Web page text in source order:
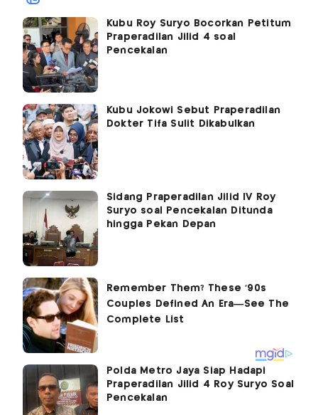
Kubu Roy Suryo Bocorkan Petitum
Praperadilan Jilid 4 soal
Pencekalan
Kubu Jokowi Sebut Praperadilan
Dokter Tifa Sulit Dikabulkan
Sidang Praperadilan Jilid IV Roy
Suryo soal Pencekalan Ditunda
hingga Pekan Depan
Polda Metro Jaya Siap Hadapi
Praperadilan Jilid 4 Roy Suryo Soal
Pencekalan